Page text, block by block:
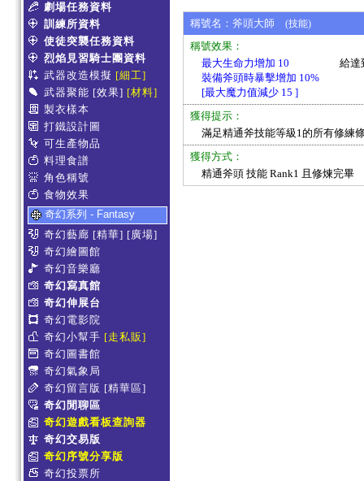
劇場任務資料
訓練所資料
使徒突襲任務資料
烈焰見習騎士團資料
武器改造模擬 [細工]
武器聚能 [效果] [材料]
製衣樣本
打鐵設計圖
可生產物品
料理食譜
角色稱號
食物效果
奇幻系列 - Fantasy
奇幻藝廊 [精華] [廣場]
奇幻繪圖館
奇幻音樂廳
奇幻寫真館
奇幻伸展台
奇幻電影院
奇幻小幫手 [走私販]
奇幻圖書館
奇幻氣象局
奇幻留言版 [精華區]
奇幻閒聊區
奇幻遊戲看板查詢器
奇幻交易版
奇幻序號分享版
奇幻投票所
稱號名：斧頭大師 (技能)
稱號效果：
最大生命力增加 10
裝備斧頭時暴擊增加 10%
[最大魔力值減少 15 ]
給達
獲得提示：
滿足精通斧技能等級1的所有修練
獲得方式：
精通斧頭 技能 Rank1 且修煉完畢